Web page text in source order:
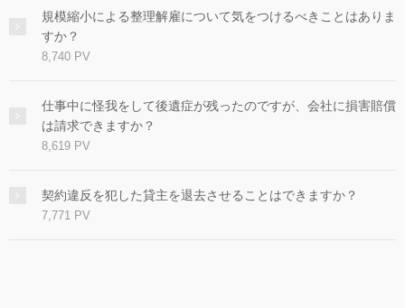
規模縮小による整理解雇について気をつけるべきことはありま
すか？
8,740 PV
仕事中に怪我をして後遺症が残ったのですが、会社に損害賠償
は請求できますか？
8,619 PV
契約違反を犯した貸主を退去させることはできますか？
7,771 PV